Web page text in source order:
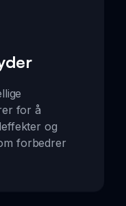
for å
og
forbedrer